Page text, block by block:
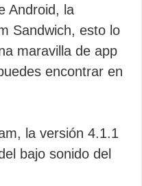
Android, la
Sandwich, esto lo
maravilla de app
encontrar en
la versión 4.1.1
bajo sonido del